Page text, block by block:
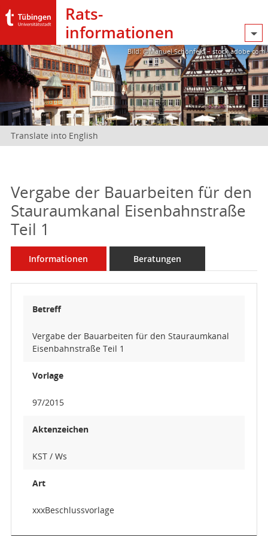
Rats­
informationen
Bild: @Manuel Schönfeld – stock.adobe.com
Translate into English
Vergabe der Bauarbeiten für den
Stauraumkanal Eisenbahnstraße
Teil 1
Informationen Beratungen
Betreff
Vergabe der Bauarbeiten für den Stauraumkanal
Eisenbahnstraße Teil 1
Vorlage
97/2015
Aktenzeichen
KST / Ws
Art
xxxBeschlussvorlage